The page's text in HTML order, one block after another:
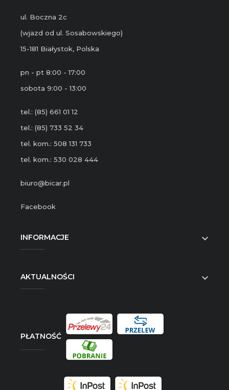
ul. Boczna 2c
(wjazd od ul. Sosabowskiego)
15-181 Białystok, Polska
pn - pt 8:00 - 17:00
sobota 9:00 - 13:00
tel.: (85) 661 01 12
tel.: (85) 733 52 34
tel. kom.: 508 131 733
tel. kom.: 530 028 444
biuro@bicar.pl
Facebook
INFORMACJE 
AKTUALNOŚCI 
PŁATNOŚĆ